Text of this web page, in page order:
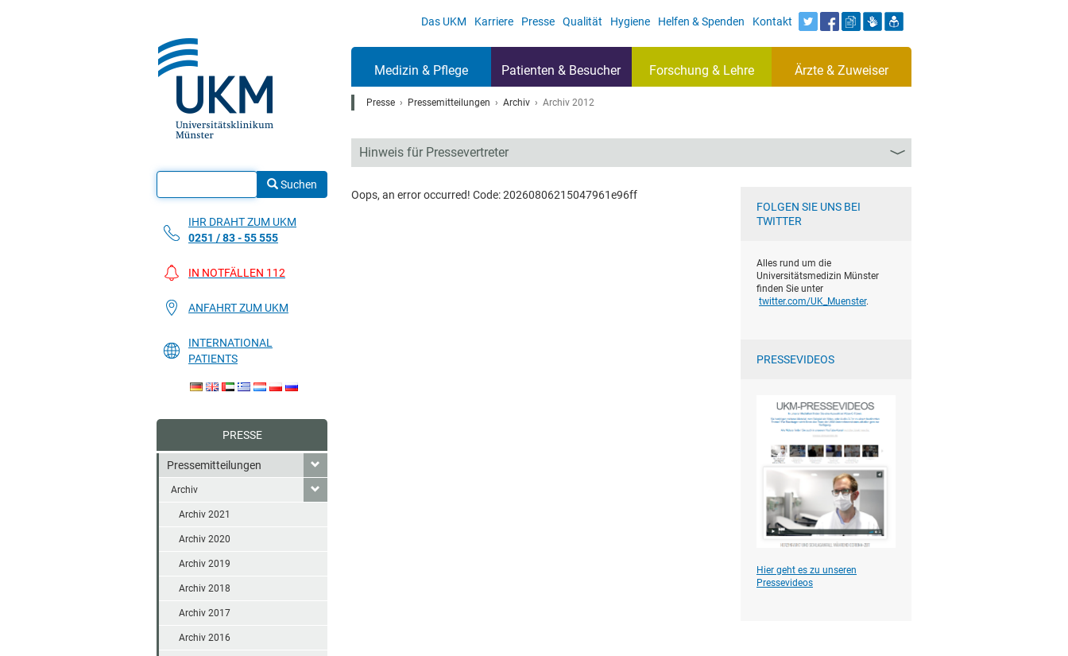
Suchen
IHR DRAHT ZUM UKM
0251 / 83 - 55 555
IN NOTFÄLLEN 112
ANFAHRT ZUM UKM
INTERNATIONAL
PATIENTS
PRESSE
Pressemitteilungen
Archiv
Archiv 2021
Archiv 2020
Archiv 2019
Archiv 2018
Archiv 2017
Archiv 2016
Das UKM Karriere Presse Qualität Hygiene Helfen & Spenden Kontakt
Medizin & Pflege Patienten & Besucher Forschung & Lehre Ärzte & Zuweiser
Presse Pressemitteilungen Archiv Archiv 2012
Hinweis für Pressevertreter
Oops, an error occurred! Code: 20260806215047961e96ff
FOLGEN SIE UNS BEI
TWITTER
Alles rund um die
Universitätsmedizin Münster
finden Sie unter
twitter.com/UK_Muenster.
PRESSEVIDEOS
Hier geht es zu unseren
Pressevideos